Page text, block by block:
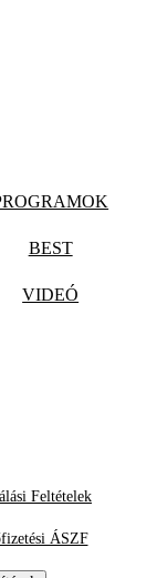
BEST
VIDEÓ
Feltételek
ÁSZF